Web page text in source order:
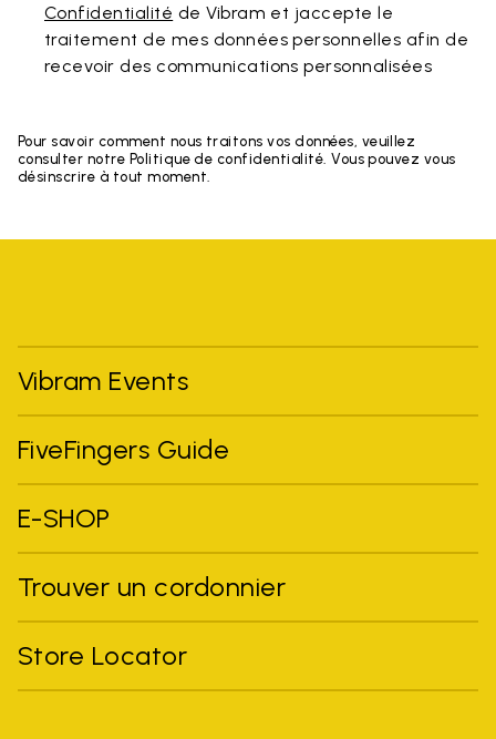
Confidentialité de Vibram et jaccepte le
traitement de mes données personnelles afin de
recevoir des communications personnalisées
Pour savoir comment nous traitons vos données, veuillez
consulter notre Politique de confidentialité. Vous pouvez vous
désinscrire à tout moment.
Vibram Events
FiveFingers Guide
E-SHOP
Trouver un cordonnier
Store Locator